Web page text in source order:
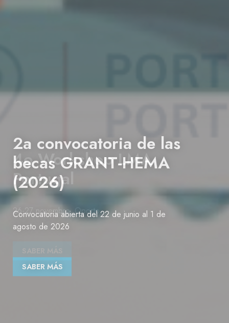
2a convocatoria de las
becas GRANT-HEMA
(2026)
Convocatoria abierta del 22 de junio al 1 de
agosto de 2026
SABER MÁS